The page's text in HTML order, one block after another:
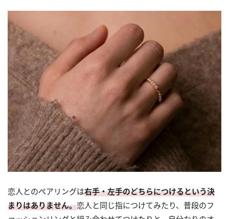
恋人とのペアリングは右手・左手のどちらにつけるという決
まりはありません。恋人と同じ指につけてみたり、普段のフ